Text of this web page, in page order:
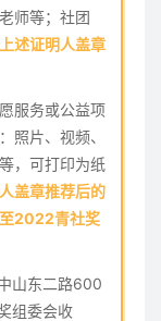
师等；社团
述证明人盖章
服务或公益项
照片、视频、
，可打印为纸
盖章推荐后的
2022青社奖
山东二路600
组委会收